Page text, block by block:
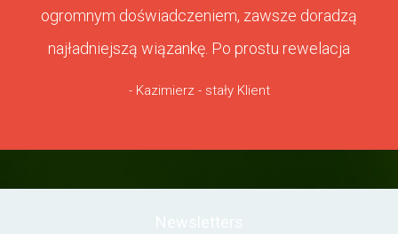
ogromnym doświadczeniem, zawsze doradzą
najładniejszą wiązankę. Po prostu rewelacja
- Kazimierz - stały Klient